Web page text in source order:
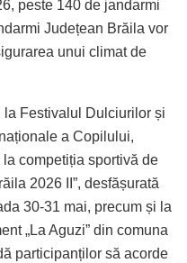
peste 140 de jandarmi
Județean Brăila vor
unui climat de
Festivalul Dulciurilor și
a Copilului,
competiția sportivă de
2026 II”, desfășurată
30-31 mai, precum și la
„La Aguzi” din comuna
participanților să acorde